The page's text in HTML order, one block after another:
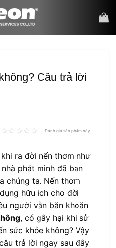
Câu trả lời
Đánh giá sản phẩm này.
ra đời nến thơm như
phát minh đã ban
chúng ta. Nến thơm
hữu ích cho đời
người vẫn băn khoăn
, có gây hại khi sử
sức khỏe không? Vậy
trả lời ngay sau đây